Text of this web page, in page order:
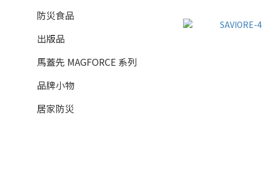
防災食品
出版品
馬蓋先 MAGFORCE 系列
品牌小物
居家防災